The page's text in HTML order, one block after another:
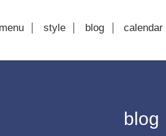
menu style blog calendar
blog